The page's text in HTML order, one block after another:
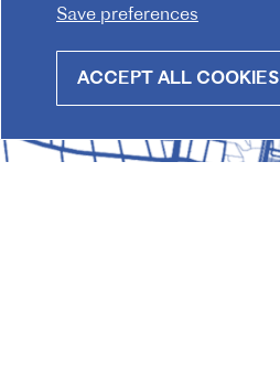
Save preferences
ACCEPT ALL COOKIES